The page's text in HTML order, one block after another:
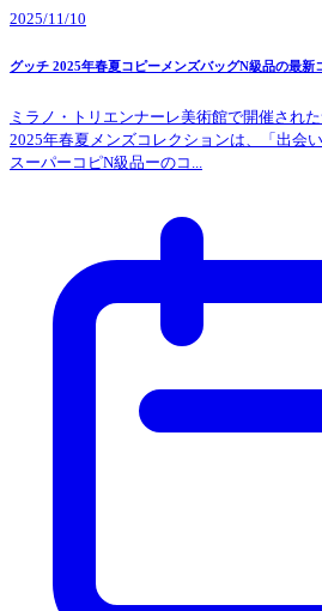
2025/11/10
グッチ 2025年春夏コピーメンズバッグN級品の最新
ミラノ・トリエンナーレ美術館で開催され
2025年春夏メンズコレクションは、「出会
スーパーコピN級品ーのコ...